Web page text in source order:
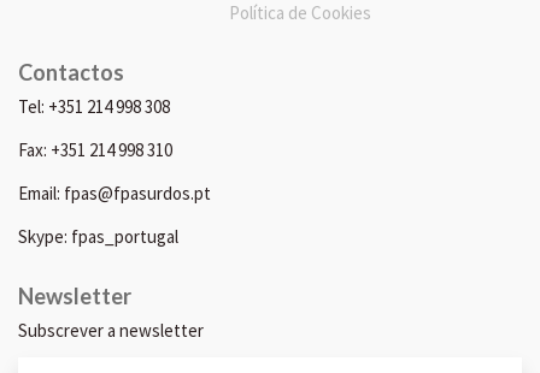
Política de Cookies
Contactos
Tel: +351 214 998 308
Fax: +351 214 998 310
Email: fpas@fpasurdos.pt
Skype: fpas_portugal
Newsletter
Subscrever a newsletter